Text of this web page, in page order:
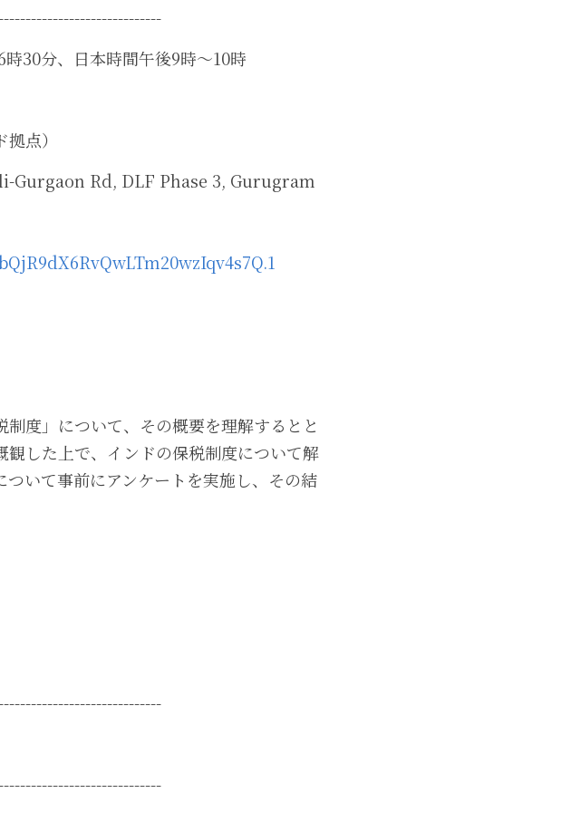
30分、日本時間午後9時～10時
点）
Rd, DLF Phase 3, Gurugram
度」について、その概要を理解するとと
した上で、インドの保税制度について解
いて事前にアンケートを実施し、その結